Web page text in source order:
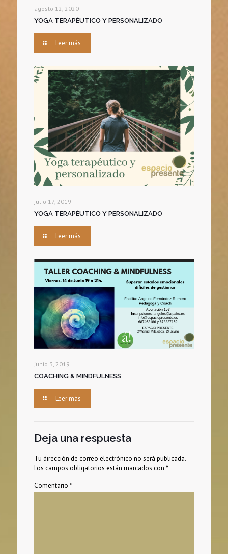
agosto 12, 2020
YOGA TERAPÉUTICO Y PERSONALIZADO
Leer más
julio 17, 2019
YOGA TERAPÉUTICO Y PERSONALIZADO
Leer más
junio 3, 2019
COACHING & MINDFULNESS
Leer más
Deja una respuesta
Tu dirección de correo electrónico no será publicada.
Los campos obligatorios están marcados con *
Comentario *